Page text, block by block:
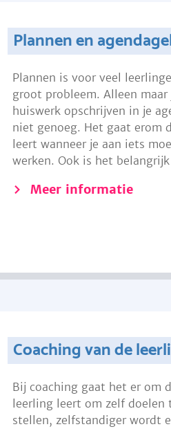
Plannen en
Plannen is voor veel
groot probleem. Alleen maar
huiswerk opschrijven in je
niet genoeg. Het gaat erom
leert wanneer je aan iets
werken. Ook is het
Meer informatie
Coaching van de
Bij coaching gaat het er om
leerling leert om zelf doelen
stellen, zelfstandiger wordt